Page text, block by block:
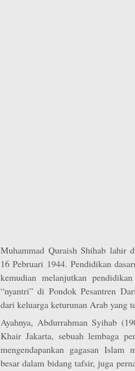
Muhammad Quraish Shihab lahir
16 Pebruari 1944. Pendidikan
kemudian melanjutkan
“nyantri” di Pondok Pesantren
dari keluarga keturunan Arab yang
Ayahnya, Abdurrahman Syihab
Khair Jakarta, sebuah lembaga
mengendapankan gagasan
besar dalam bidang tafsir, juga